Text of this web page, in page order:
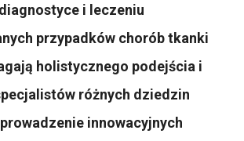
i leczeniu
przypadków chorób tkanki
holistycznego podejścia i
różnych dziedzin
innowacyjnych